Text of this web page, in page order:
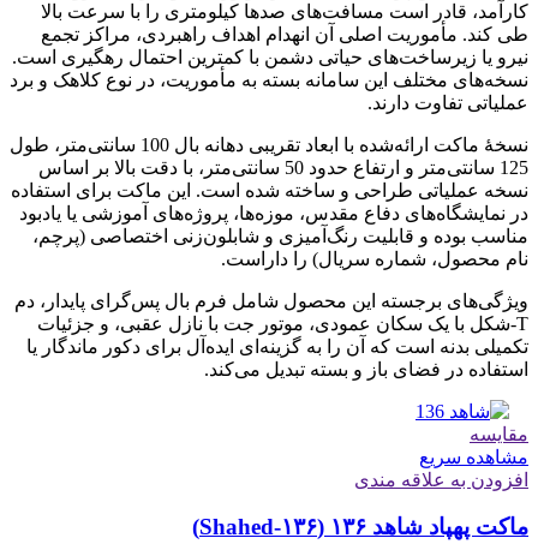
کارآمد، قادر است مسافت‌های صدها کیلومتری را با سرعت بالا
طی کند. مأموریت اصلی آن انهدام اهداف راهبردی، مراکز تجمع
نیرو یا زیرساخت‌های حیاتی دشمن با کمترین احتمال رهگیری است.
نسخه‌های مختلف این سامانه بسته به مأموریت، در نوع کلاهک و برد
عملیاتی تفاوت دارند.
نسخهٔ ماکت ارائه‌شده با ابعاد تقریبی دهانه بال 100 سانتی‌متر، طول
125 سانتی‌متر و ارتفاع حدود 50 سانتی‌متر، با دقت بالا بر اساس
نسخه عملیاتی طراحی و ساخته شده است. این ماکت برای استفاده
در نمایشگاه‌های دفاع مقدس، موزه‌ها، پروژه‌های آموزشی یا یادبود
مناسب بوده و قابلیت رنگ‌آمیزی و شابلون‌زنی اختصاصی (پرچم،
نام محصول، شماره سریال) را داراست.
ویژگی‌های برجسته این محصول شامل فرم بال پس‌گرای پایدار، دم
T‑شکل با یک سکان عمودی، موتور جت با نازل عقبی، و جزئیات
تکمیلی بدنه است که آن را به گزینه‌ای ایده‌آل برای دکور ماندگار یا
استفاده در فضای باز و بسته تبدیل می‌کند.
مقایسه
مشاهده سریع
افزودن به علاقه مندی
ماکت پهپاد شاهد ۱۳۶ (Shahed‑۱۳۶)